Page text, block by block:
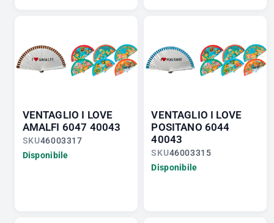
VENTAGLIO I LOVE
AMALFI 6047 40043
SKU46003317
Disponibile
VENTAGLIO I LOVE
POSITANO 6044
40043
SKU46003315
Disponibile